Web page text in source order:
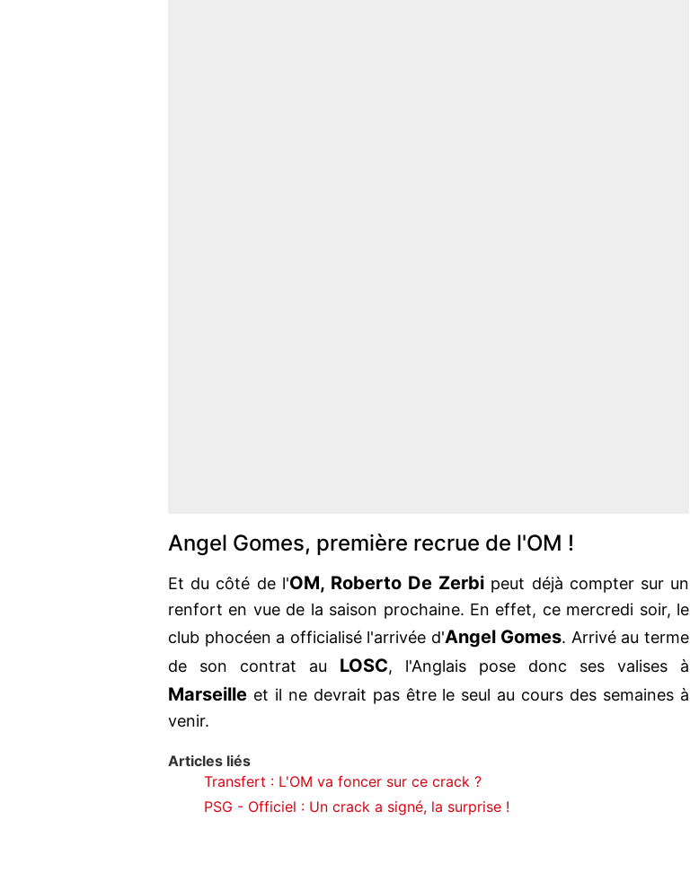
Angel Gomes, première recrue de l'OM !
Et du côté de l'OM, Roberto De Zerbi peut déjà compter sur un
renfort en vue de la saison prochaine. En effet, ce mercredi soir, le
club phocéen a officialisé l'arrivée d'Angel Gomes. Arrivé au terme
de son contrat au LOSC, l'Anglais pose donc ses valises à
Marseille et il ne devrait pas être le seul au cours des semaines à
venir.
Articles liés
Transfert : L'OM va foncer sur ce crack ?
PSG - Officiel : Un crack a signé, la surprise !